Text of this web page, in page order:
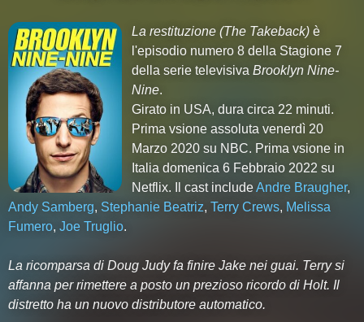
La restituzione (The Takeback) è
l'episodio numero8 della Stagione7
della serie televisivaBrooklyn Nine-
Nine.
Girato in USA, dura circa 22 minuti.
Prima vsione assoluta venerdì 20
Marzo 2020 su NBC. Prima vsione in
Italia domenica 6 Febbraio 2022 su
Netflix. Il cast includeAndre Braugher,
Andy Samberg, Stephanie Beatriz, Terry Crews, Melissa
Fumero, Joe Truglio.
La ricomparsa di Doug Judy fa finire Jake nei guai. Terry si
affanna per rimettere a posto un prezioso ricordo di Holt. Il
distretto ha un nuovo distributore automatico.